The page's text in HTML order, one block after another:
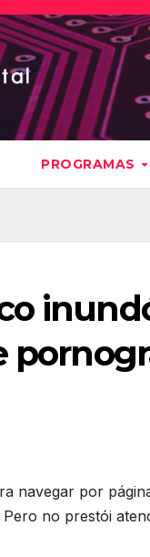
PROGRAMAS
navegar por
no prestói